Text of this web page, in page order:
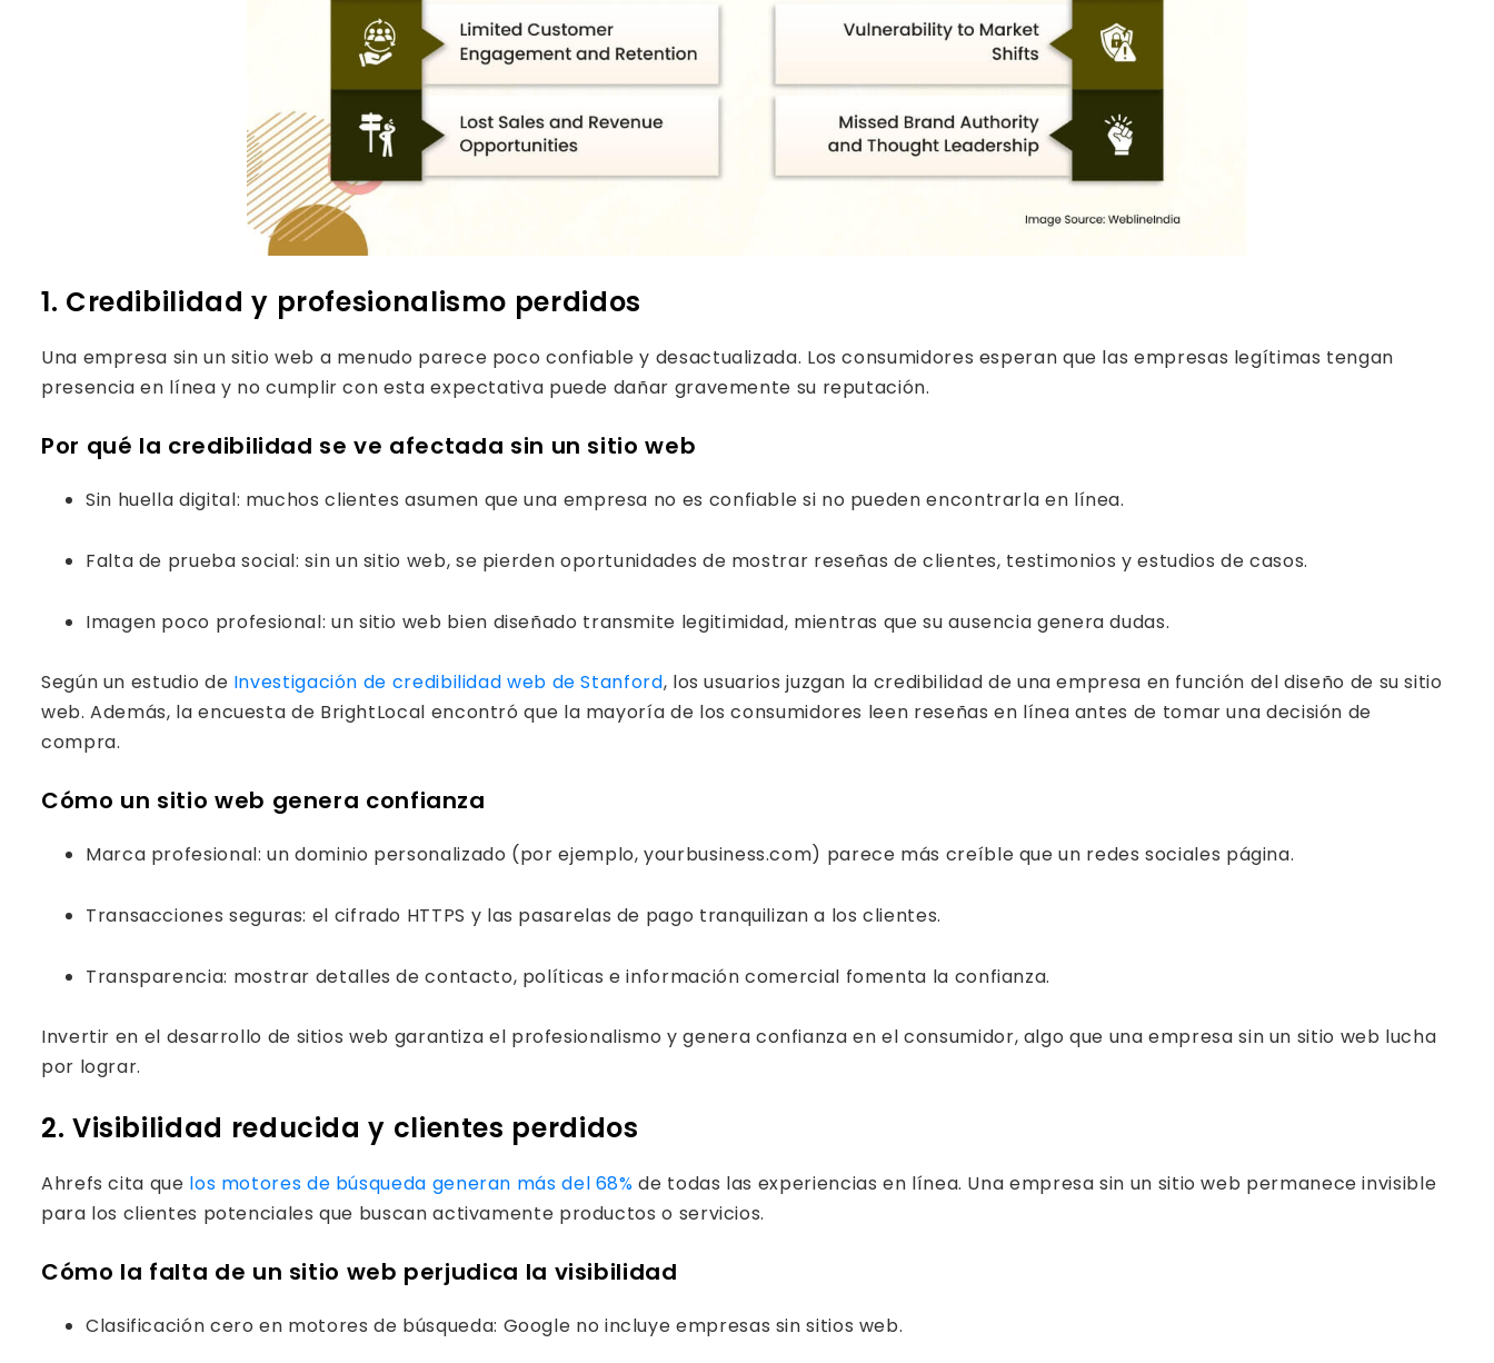
1. Credibilidad y profesionalismo perdidos
Una empresa sin un sitio web a menudo parece poco confiable y desactualizada. Los consumidores esperan que las empresas legítimas tengan
presencia en línea y no cumplir con esta expectativa puede dañar gravemente su reputación.
Por qué la credibilidad se ve afectada sin un sitio web
Sin huella digital: muchos clientes asumen que una empresa no es confiable si no pueden encontrarla en línea.
Falta de prueba social: sin un sitio web, se pierden oportunidades de mostrar reseñas de clientes, testimonios y estudios de casos.
Imagen poco profesional: un sitio web bien diseñado transmite legitimidad, mientras que su ausencia genera dudas.
Según un estudio de Investigación de credibilidad web de Stanford, los usuarios juzgan la credibilidad de una empresa en función del diseño de su sitio
web. Además, la encuesta de BrightLocal encontró que la mayoría de los consumidores leen reseñas en línea antes de tomar una decisión de
compra.
Cómo un sitio web genera confianza
Marca profesional: un dominio personalizado (por ejemplo, yourbusiness.com) parece más creíble que un redes sociales página.
Transacciones seguras: el cifrado HTTPS y las pasarelas de pago tranquilizan a los clientes.
Transparencia: mostrar detalles de contacto, políticas e información comercial fomenta la confianza.
Invertir en el desarrollo de sitios web garantiza el profesionalismo y genera confianza en el consumidor, algo que una empresa sin un sitio web lucha
por lograr.
2. Visibilidad reducida y clientes perdidos
Ahrefs cita que los motores de búsqueda generan más del 68% de todas las experiencias en línea. Una empresa sin un sitio web permanece invisible
para los clientes potenciales que buscan activamente productos o servicios.
Cómo la falta de un sitio web perjudica la visibilidad
Clasificación cero en motores de búsqueda: Google no incluye empresas sin sitios web.